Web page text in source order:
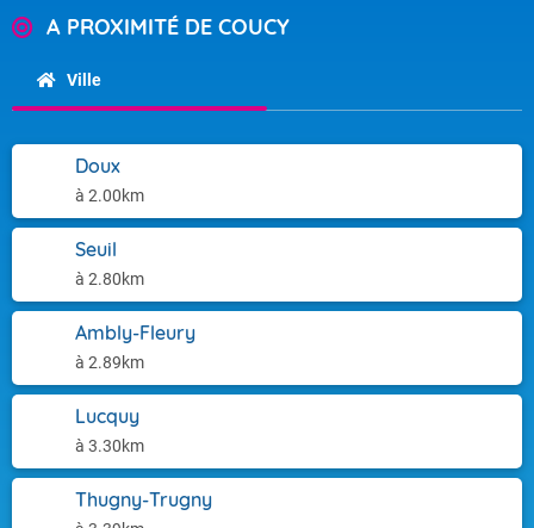
A PROXIMITÉ DE COUCY
Ville
Doux
à 2.00km
Seuil
à 2.80km
Ambly-Fleury
à 2.89km
Lucquy
à 3.30km
Thugny-Trugny